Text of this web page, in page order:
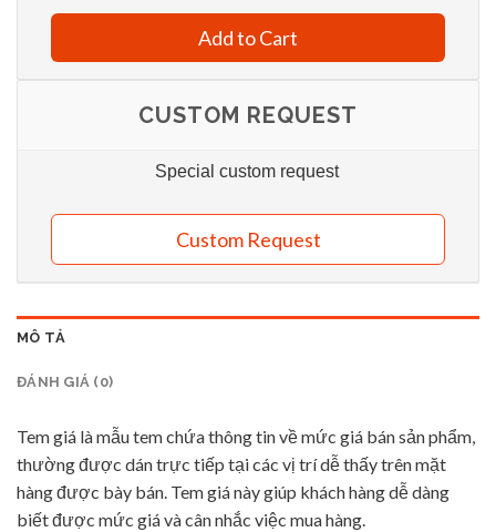
Add to Cart
CUSTOM REQUEST
Special custom request
Custom Request
MÔ TẢ
ĐÁNH GIÁ (0)
Tem giá là mẫu tem chứa thông tin về mức giá bán sản phẩm,
thường được dán trực tiếp tại các vị trí dễ thấy trên mặt
hàng được bày bán. Tem giá này giúp khách hàng dễ dàng
biết được mức giá và cân nhắc việc mua hàng.